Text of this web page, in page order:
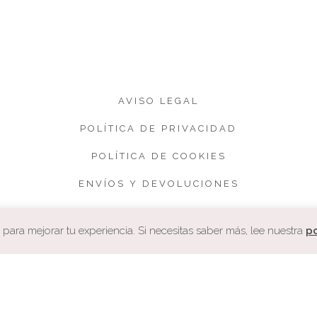
AVISO LEGAL
POLÍTICA DE PRIVACIDAD
POLÍTICA DE COOKIES
ENVÍOS Y DEVOLUCIONES
mejorar tu experiencia. Si necesitas saber más, lee nuestra